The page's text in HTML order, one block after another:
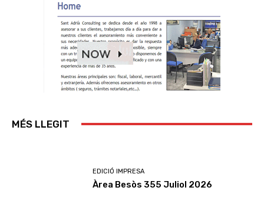
MÉS LLEGIT
EDICIÓ IMPRESA
Àrea Besòs 355 Juliol 2026